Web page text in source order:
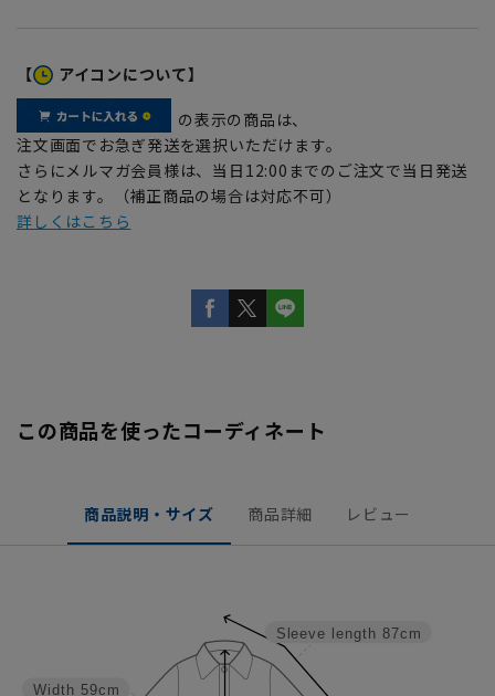
【 アイコンについて】
の表示の商品は、
注文画面でお急ぎ発送を選択いただけます。
さらにメルマガ会員様は、当日12:00までのご注文で当日発送
となります。（補正商品の場合は対応不可）
詳しくはこちら
この商品を使ったコーディネート
商品説明・サイズ 商品詳細 レビュー
Sleeve length 87cm
Width 59cm